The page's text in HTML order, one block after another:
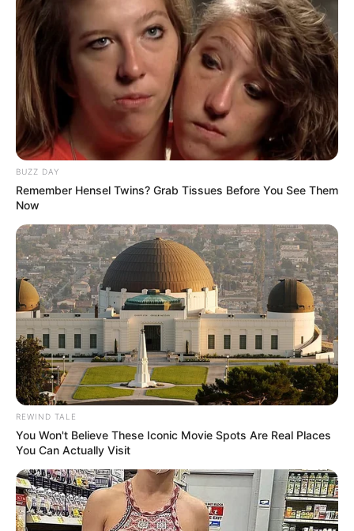
BUZZ DAY
Remember Hensel Twins? Grab Tissues Before You See Them
Now
REWIND TALE
You Won't Believe These Iconic Movie Spots Are Real Places
You Can Actually Visit